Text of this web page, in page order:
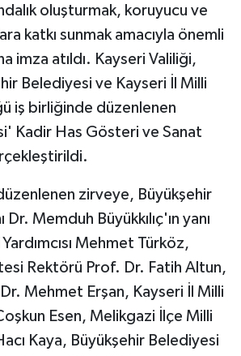
oluşturmak, koruyucu ve
katkı sunmak amacıyla önemli
imza atıldı. Kayseri Valiliği,
Belediyesi ve Kayseri İl Milli
iş birliğinde düzenlenen
Kadir Has Gösteri ve Sanat
zirveye, Büyükşehir
Dr. Memduh Büyükkılıç'ın yanı
Mehmet Türköz,
Rektörü Prof. Dr. Fatih Altun,
Dr. Mehmet Erşan, Kayseri İl Milli
Esen, Melikgazi İlçe Milli
Kaya, Büyükşehir Belediyesi